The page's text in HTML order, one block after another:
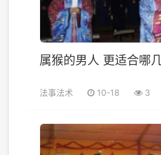
属猴的男人 更适合哪
法事法术 10-18 3